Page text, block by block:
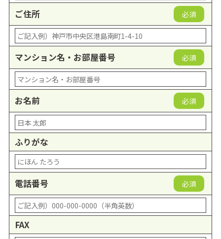
ご住所 必須
マンション名・お部屋番号 必須
お名前 必須
ふりがな
電話番号 必須
FAX